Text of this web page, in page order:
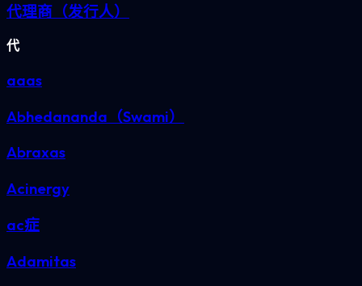
代理商（发行人）
代
aaas
Abhedananda（Swami）
Abraxas
Acinergy
ac症
Adamitas